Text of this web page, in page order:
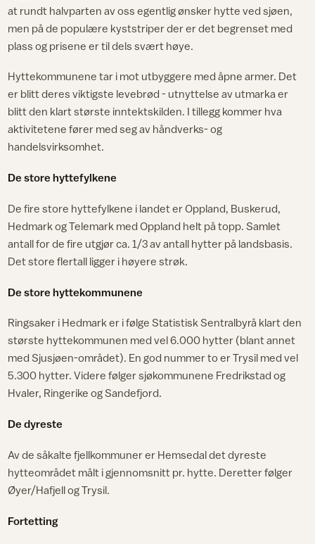
at rundt halvparten av oss egentlig ønsker hytte ved sjøen,
men på de populære kyststriper der er det begrenset med
plass og prisene er til dels svært høye.
Hyttekommunene tar i mot utbyggere med åpne armer. Det
er blitt deres viktigste levebrød - utnyttelse av utmarka er
blitt den klart største inntektskilden. I tillegg kommer hva
aktivitetene fører med seg av håndverks- og
handelsvirksomhet.
De store hyttefylkene
De fire store hyttefylkene i landet er Oppland, Buskerud,
Hedmark og Telemark med Oppland helt på topp. Samlet
antall for de fire utgjør ca. 1/3 av antall hytter på landsbasis.
Det store flertall ligger i høyere strøk.
De store hyttekommunene
Ringsaker i Hedmark er i følge Statistisk Sentralbyrå klart den
største hyttekommunen med vel 6.000 hytter (blant annet
med Sjusjøen-området). En god nummer to er Trysil med vel
5.300 hytter. Videre følger sjøkommunene Fredrikstad og
Hvaler, Ringerike og Sandefjord.
De dyreste
Av de såkalte fjellkommuner er Hemsedal det dyreste
hytteområdet målt i gjennomsnitt pr. hytte. Deretter følger
Øyer/Hafjell og Trysil.
Fortetting